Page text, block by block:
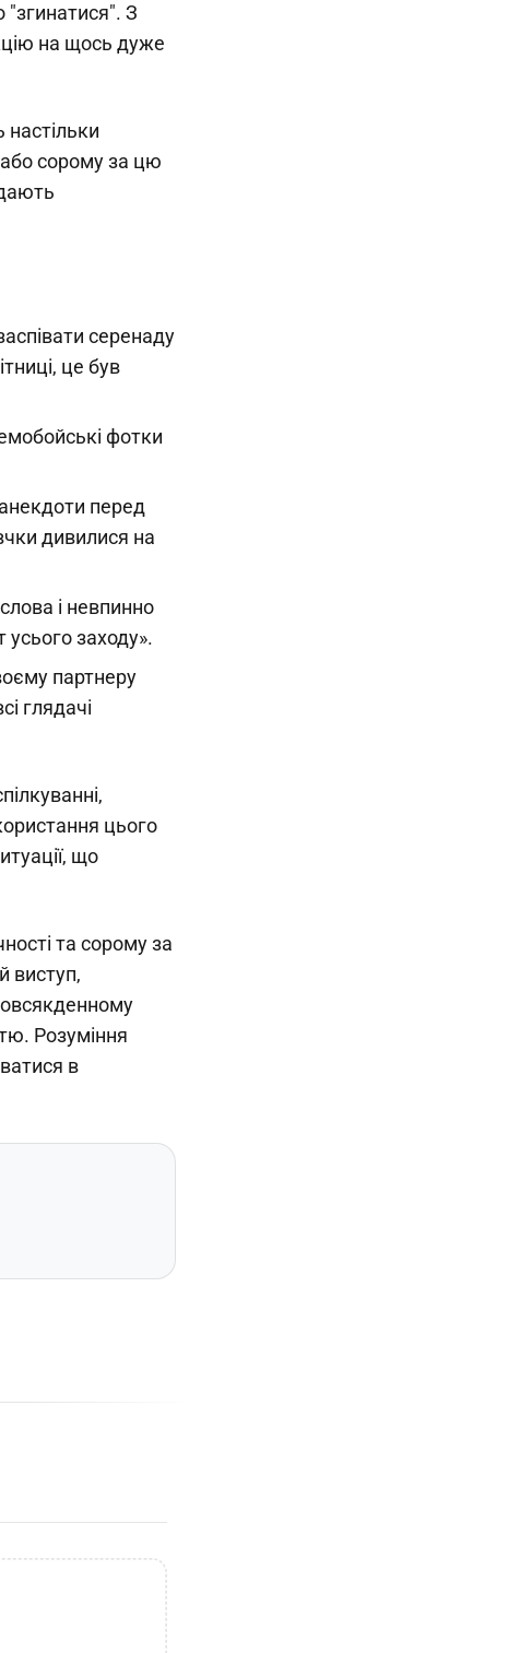
"згинатися". З
на щось дуже
настільки
сорому за цю
серенаду
це був
фотки
перед
дивилися на
і невпинно
заходу».
партнеру
глядачі
цього
що
та сорому за
виступ,
Розуміння
в